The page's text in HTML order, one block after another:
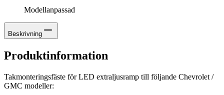
Modellanpassad
Beskrivning
Produktinformation
Takmonteringsfäste för LED extraljusramp till följande Chevrolet /
GMC modeller: